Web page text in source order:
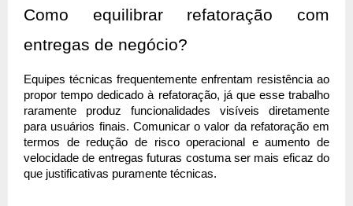
Como equilibrar refatoração com
entregas de negócio?
Equipes técnicas frequentemente enfrentam resistência ao
propor tempo dedicado à refatoração, já que esse trabalho
raramente produz funcionalidades visíveis diretamente
para usuários finais. Comunicar o valor da refatoração em
termos de redução de risco operacional e aumento de
velocidade de entregas futuras costuma ser mais eficaz do
que justificativas puramente técnicas.